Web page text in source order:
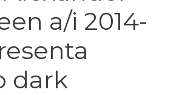
a/i 2014-
dark